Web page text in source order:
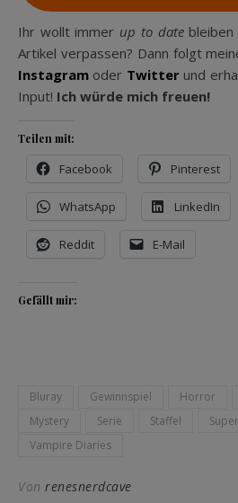
Ihr wollt immer up to datebleiben
Artikel verpassen? Dann folgt
Instagram oder Twitter und
Input! Ich würde mich freuen!
Teilen mit:
Facebook Pinterest
WhatsApp LinkedIn
Reddit E-Mail
Gefällt mir:
Bluray Gewinnspiel Horror
Mystery
Serie Staffel
Vampire Diaries
Von renesnerdcave